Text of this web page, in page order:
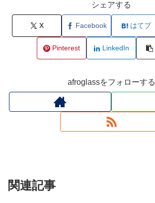
シェアする
X Facebook はてブ
Pinterest LinkedIn
afroglassをフォローする
関連記事